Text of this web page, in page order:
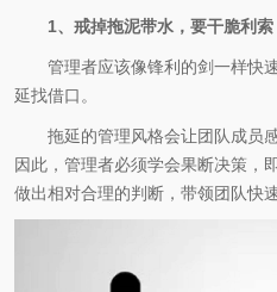
1、戒掉拖泥带水，要干脆利索
管理者应该像锋利的剑一样快
延找借口。
拖延的管理风格会让团队成员
因此，管理者必须学会果断决策，
做出相对合理的判断，带领团队快速